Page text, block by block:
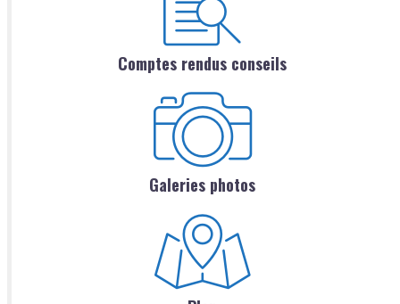
Comptes rendus conseils
Galeries photos